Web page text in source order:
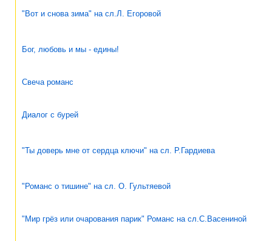
"Вот и снова зима" на сл.Л. Егоровой
Бог, любовь и мы - едины!
Свеча романс
Диалог с бурей
"Ты доверь мне от сердца ключи" на сл. Р.Гардиева
"Романс о тишине" на сл. О. Гультяевой
"Мир грёз или очарования парик" Романс на сл.С.Васениной